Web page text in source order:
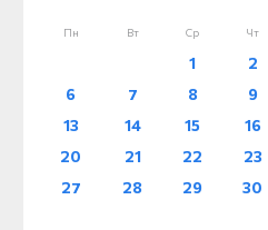
Пн Вт Ср Чт
1 2
6
7 8 9
13
14 15 16
20
21 22 23
27
28 29 30